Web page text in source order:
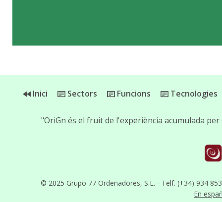
Inici Sectors Funcions Tecnologies
© 2025 Grupo 77 Ordenadores, S.L. - Telf. (+34) 934
En
"OriGn és el fruit de l'experiència acumulada